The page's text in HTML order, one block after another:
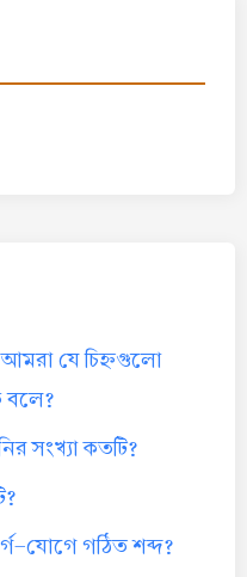
যে চিহ্নগুলো
বলে?
সংখ্যা কতটি?
যোগে গঠিত শব্দ?